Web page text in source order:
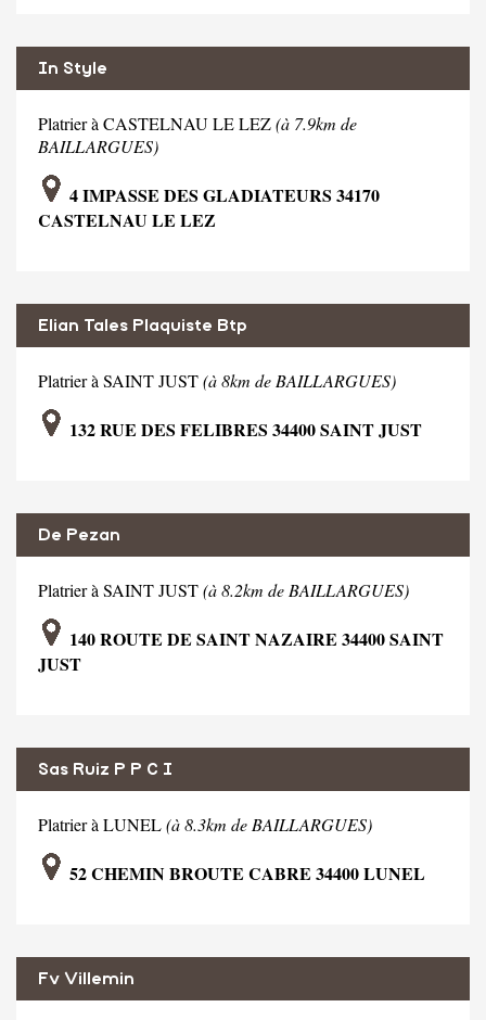
In Style
Platrier à CASTELNAU LE LEZ(à 7.9km de
BAILLARGUES)
4 IMPASSE DES GLADIATEURS 34170
CASTELNAU LE LEZ
Elian Tales Plaquiste Btp
Platrier à SAINT JUST(à 8km de BAILLARGUES)
132 RUE DES FELIBRES 34400 SAINT JUST
De Pezan
Platrier à SAINT JUST(à 8.2km de BAILLARGUES)
140 ROUTE DE SAINT NAZAIRE 34400 SAINT
JUST
Sas Ruiz P P C I
Platrier à LUNEL(à 8.3km de BAILLARGUES)
52 CHEMIN BROUTE CABRE 34400 LUNEL
Fv Villemin